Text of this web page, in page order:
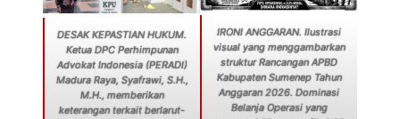
DESAK KEPASTIAN HUKUM.
Ketua DPC Perhimpunan
Advokat Indonesia (PERADI)
Madura Raya, Syafrawi, S.H.,
M.H., memberikan
keterangan terkait berlarut-
IRONI ANGGARAN. Ilustrasi
visual yang menggambarkan
struktur Rancangan APBD
Kabupaten Sumenep Tahun
Anggaran 2026. Dominasi
Belanja Operasi yang